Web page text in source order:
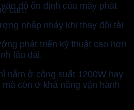
cart.độ ổn định của máy phát
nhấp nháy khi thay đổi tải
phát triển kỹ thuật cao hơn
lâu dài.
nằm ở công suất 1200W hay
mà còn ở khả năng vận hành